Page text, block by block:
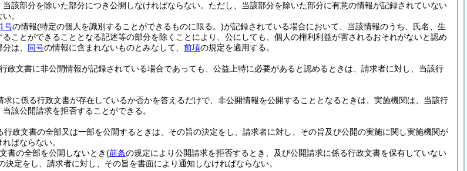
該部分を除いた部分につき公開しなければならない。 ただし、当該部分を除いた部分に有意の情報が記録されていない
。
号の情報(特定の個人を識別することができるものに限る。)が記録されている場合において、当該情報のうち、氏名、生
ことができることとなる記述等の部分を除くことにより、公にしても、個人の権利利益が害されるおそれがないと認め
は、 同号の情報に含まれないものとみなして、 前項の規定を適用する。
政文書に非公開情報が記録されている場合であっても、公益上特に必要があると認めるときは、請求者に対し、当該行
求に係る行政文書が存在しているか否かを答えるだけで、非公開情報を公開することとなるときは、実施機関は、当該行
該公開請求を拒否することができる。
行政文書の全部又は一部を公開するときは、その旨の決定をし、請求者に対し、その旨及び公開の実施に関し実施機関が
ばならない。
書の全部を公開しないとき(前条の規定により公開請求を拒否するとき、及び公開請求に係る行政文書を保有していない
決定をし、請求者に対し、その旨を書面により通知しなければならない。